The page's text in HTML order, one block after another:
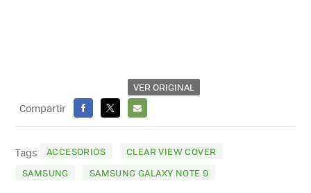
VER ORIGINAL
Compartir
FACEBOOK
X
E-
MAIL
Tags ACCESORIOS
CLEAR VIEW COVER
SAMSUNG
SAMSUNG GALAXY NOTE 9